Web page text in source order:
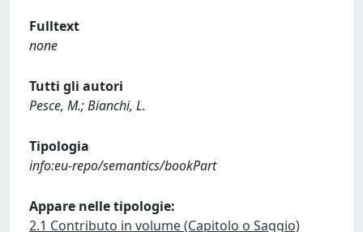
Fulltext
none
Tutti gli autori
Pesce, M.; Bianchi, L.
Tipologia
info:eu-repo/semantics/bookPart
Appare nelle tipologie:
2.1 Contributo in volume (Capitolo o Saggio)